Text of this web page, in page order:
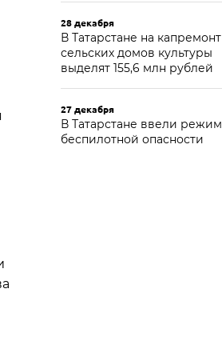
28 декабря
В Татарстане на капремонт
сельских домов культуры
выделят 155,6 млн рублей
27 декабря
В Татарстане ввели режим
беспилотной опасности